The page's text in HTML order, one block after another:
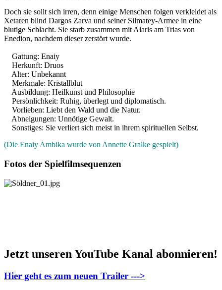
Doch sie sollt sich irren, denn einige Menschen folgen verkleidet als
Xetaren blind Dargos Zarva und seiner Silmatey-Armee in eine
blutige Schlacht. Sie starb zusammen mit Alaris am Trias von
Enedion, nachdem dieser zerstört wurde.
Gattung: Enaiy
Herkunft: Druos
Alter: Unbekannt
Merkmale: Kristallblut
Ausbildung: Heilkunst und Philosophie
Persönlichkeit: Ruhig, überlegt und diplomatisch.
Vorlieben: Liebt den Wald und die Natur.
Abneigungen: Unnötige Gewalt.
Sonstiges: Sie verliert sich meist in ihrem spirituellen Selbst.
(Die Enaiy Ambika wurde von Annette Gralke gespielt)
Fotos der Spielfilmsequenzen
Jetzt unseren YouTube Kanal abonnieren!
Hier geht es zum neuen Trailer --->